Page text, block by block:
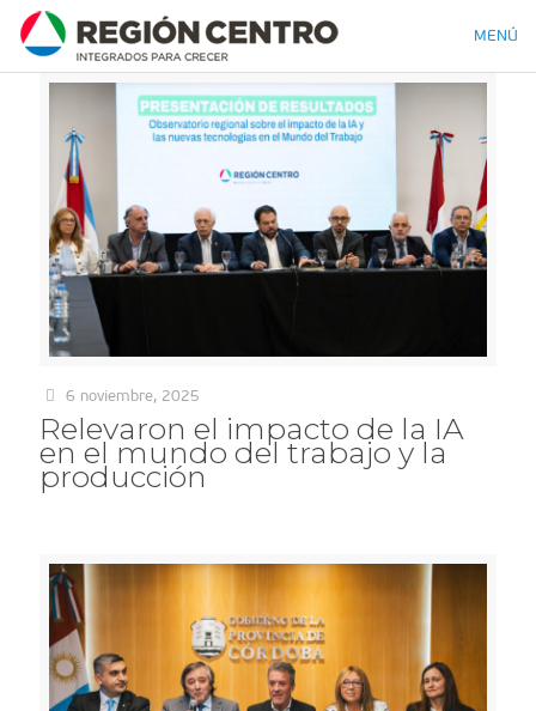
MENÚ
6 noviembre, 2025
Relevaron el impacto de la IA
en el mundo del trabajo y la
producción